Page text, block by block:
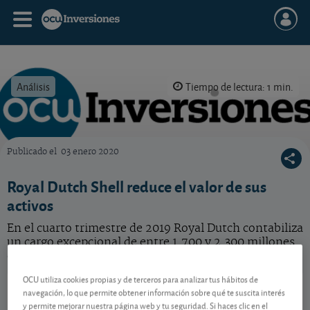
Análisis Tiempo de lectura: 1 min.
Publicado el 03 enero 2020
Royal Dutch Shell reduce el valor de sus
activos
En el cuarto trimestre de 2019 Royal Dutch contabiliza
un cargo excepcional de entre 1.700 y 2.300 millones
Shell
GB00BP6MXD84
38,34 EUR
OCU utiliza cookies propias y de terceros para analizar tus hábitos de
navegación, lo que permite obtener información sobre qué te suscita interés
y permite mejorar nuestra página web y tu seguridad. Si haces clic en el